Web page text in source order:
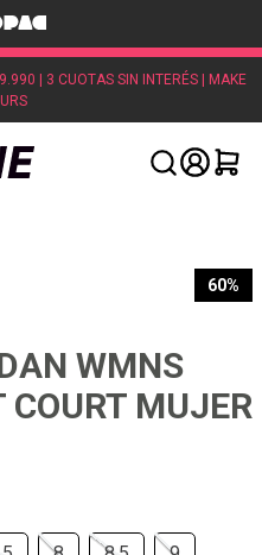
| 3 CUOTAS SIN INTERÉS | MAKE
60%
WMNS
MUJER